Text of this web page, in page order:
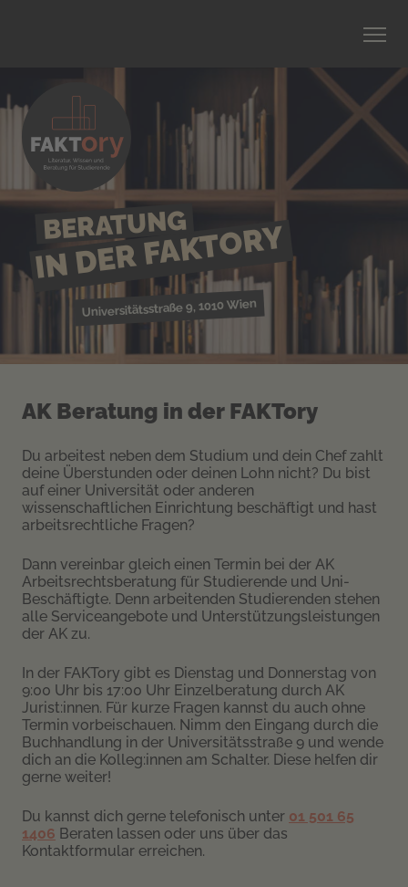
BERATUNG
IN DER FAKTORY
Universitätsstraße 9, 1010 Wien
AK Beratung in der FAKTory
Du arbeitest neben dem Studium und dein Chef zahlt
deine Überstunden oder deinen Lohn nicht? Du bist
auf einer Universität oder anderen
wissenschaftlichen Einrichtung beschäftigt und hast
arbeitsrechtliche Fragen?
Dann vereinbar gleich einen Termin bei der AK
Arbeitsrechtsberatung für Studierende und Uni-
Beschäftigte. Denn arbeitenden Studierenden stehen
alle Serviceangebote und Unterstützungsleistungen
der AK zu.
In der FAKTory gibt es Dienstag und Donnerstag von
9:00 Uhr bis 17:00 Uhr Einzelberatung durch AK
Jurist:innen. Für kurze Fragen kannst du auch ohne
Termin vorbeischauen. Nimm den Eingang durch die
Buchhandlung in der Universitätsstraße 9 und wende
dich an die Kolleg:innen am Schalter. Diese helfen dir
gerne weiter!
Du kannst dich gerne telefonisch unter 01 501 65
1406 Beraten lassen oder uns über das
Kontaktformular erreichen.